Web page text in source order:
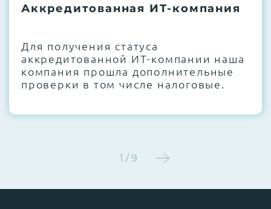
термоинтерфейсов, замена батареек
Этап 4:Стресс-тестирование под 100%
нагрузкой в течение 72 часов для
проверки стабильности всех подсистем
Аккредитованная ИТ-компания
Для получения статуса
аккредитованной ИТ-компании наша
компания прошла дополнительные
проверки в том числе налоговые.
1 / 9